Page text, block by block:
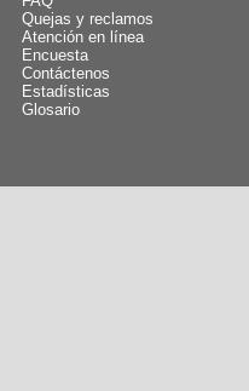
Quejas y reclamos
Atención en línea
Encuesta
Contáctenos
Estadísticas
Glosario